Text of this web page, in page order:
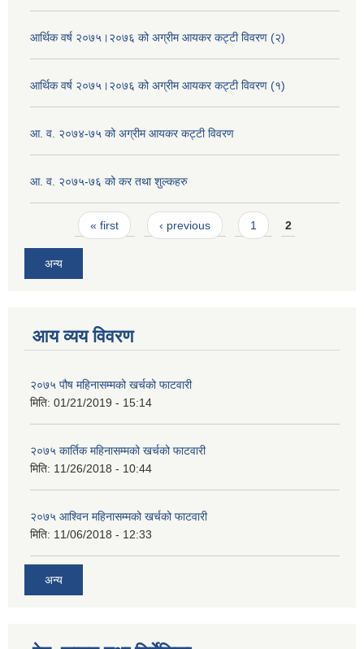
आर्थिक वर्ष २०७५।२०७६ को अग्रीम आयकर कट्टी विवरण (२)
आर्थिक वर्ष २०७५।२०७६ को अग्रीम आयकर कट्टी विवरण (१)
आ. व. २०७४-७५ को अग्रीम आयकर कट्टी विवरण
आ. व. २०७५-७६ को कर तथा शुल्कहरु
Pages« first ‹ previous 1 2
अन्य
आय व्यय विवरण
२०७५ पौष महिनासम्मको खर्चको फाटवारी
मिति: 01/21/2019 - 15:14
२०७५ कार्तिक महिनासम्मको खर्चको फाटवारी
मिति: 11/26/2018 - 10:44
२०७५ आश्विन महिनासम्मको खर्चको फाटवारी
मिति: 11/06/2018 - 12:33
अन्य